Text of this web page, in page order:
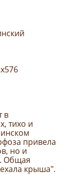
в
тихо и
привела
но и
Общая
крыша".